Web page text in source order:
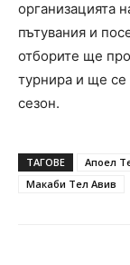
организацията
пътувания и
отборите ще
турнира и ще се
сезон.
ТАГОВЕ Апоел
Макаби Тел Авив